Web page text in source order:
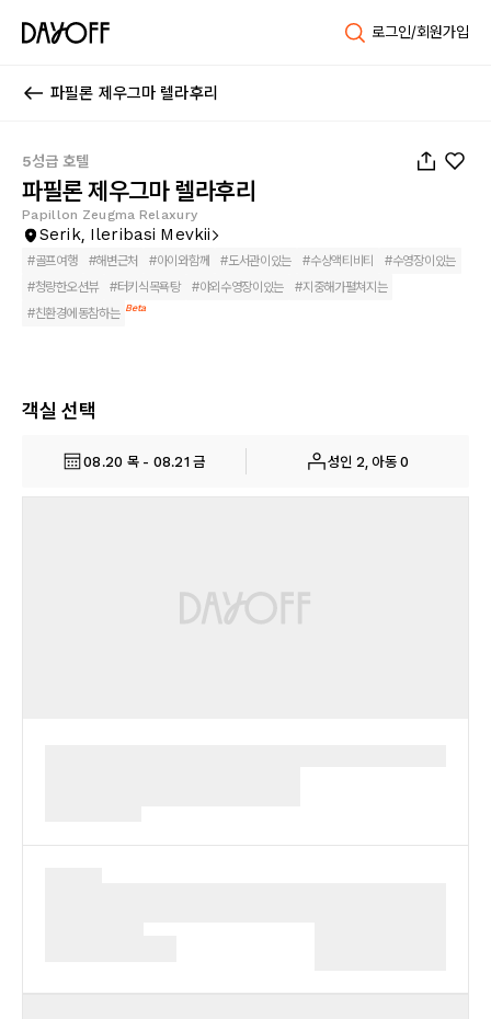
로그인/회원가입
파필론 제우그마 렐라후리
5성급 호텔
파필론 제우그마 렐라후리
Papillon Zeugma Relaxury
Serik, Ileribasi Mevkii
#골프여행 #해변근처 #아이와함께 #도서관이있는 #수상액티비티 #수영장이있는
#청량한오션뷰 #터키식목욕탕 #야외수영장이있는 #지중해가펼쳐지는
#친환경에동참하는 Beta
객실 선택
08.20 목 - 08.21 금 성인 2, 아동 0